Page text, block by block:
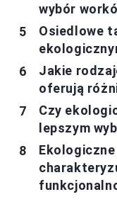
wybór
Osiedlowe
Jakie
oferują
Czy
lepszym